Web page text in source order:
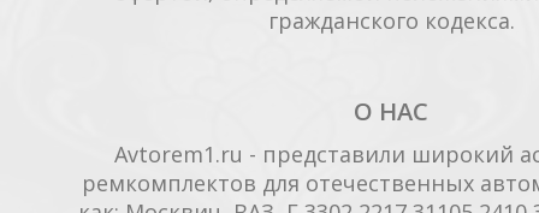
гражданского кодекса.
О НАС
Avtorem1.ru - представили широкий
ремкомплектов для отечественных